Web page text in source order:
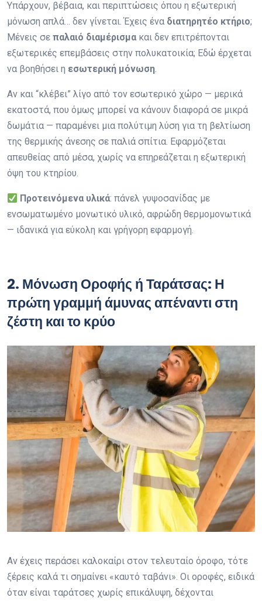
Υπάρχουν, βέβαια, και περιπτώσεις όπου η εξωτερική
μόνωση απλά… δεν γίνεται. Έχεις ένα διατηρητέο κτήριο;
Μένεις σε παλαιό διαμέρισμα και δεν επιτρέπονται
εξωτερικές επεμβάσεις στην πολυκατοικία; Εδώ έρχεται
να βοηθήσει η εσωτερική μόνωση.
Αν και “κλέβει” λίγο από τον εσωτερικό χώρο — μερικά
εκατοστά, που όμως μπορεί να κάνουν διαφορά σε μικρά
δωμάτια — παραμένει μια πολύτιμη λύση για τη βελτίωση
της θερμικής άνεσης σε παλιά σπίτια. Εφαρμόζεται
απευθείας από μέσα, χωρίς να επηρεάζεται η εξωτερική
όψη του κτηρίου.
Προτεινόμενα υλικά: πάνελ γυψοσανίδας με
ενσωματωμένο μονωτικό υλικό, αφρώδη θερμομονωτικά
— ιδανικά για εύκολη και γρήγορη εφαρμογή.
2. Μόνωση Οροφής ή Ταράτσας: Η
πρώτη γραμμή άμυνας απέναντι στη
ζέστη και το κρύο
Αν έχεις περάσει καλοκαίρι στον τελευταίο όροφο, τότε
ξέρεις καλά τι σημαίνει «καυτό ταβάνι». Οι οροφές, ειδικά
όταν είναι ταράτσες χωρίς επικάλυψη, δέχονται